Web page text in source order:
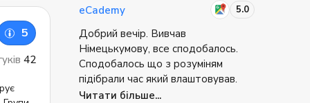
сайті
та
5
42
знайти на офіційному сайті.
що «англійська ще недостатньо
хороша». Це відчуття свободи
дорогого варте.
eCademy 5.0
Добрий вечір. Вивчав
Німецькумову, все сподобалось.
Сподобалось що з розуміням
підібрали час який влаштовував.
Сподобався викладач, який все по
Читати більше...